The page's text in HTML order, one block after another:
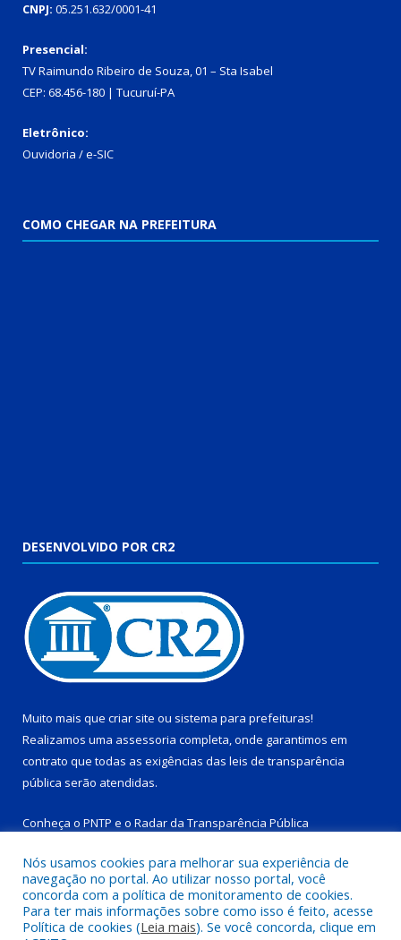
CNPJ: 05.251.632/0001-41
Presencial:
TV Raimundo Ribeiro de Souza, 01 – Sta Isabel
CEP: 68.456-180 | Tucuruí-PA
Eletrônico:
Ouvidoria /e-SIC
COMO CHEGAR NA PREFEITURA
DESENVOLVIDO POR CR2
Muito mais que criar site ou sistema para prefeituras!
Realizamos uma assessoria completa, onde garantimos em
contrato que todas as exigências das leis de transparência
pública serão atendidas.
Conheça o PNTP e o Radar da Transparência Pública
Todos os direitos reservados a Prefeitura Municipal de Tucuruí-
PA.
Nós usamos cookies para melhorar sua experiência de
navegação no portal. Ao utilizar nosso portal, você
concorda com a política de monitoramento de cookies.
Para ter mais informações sobre como isso é feito, acesse
Política de cookies (Leia mais). Se você concorda, clique em